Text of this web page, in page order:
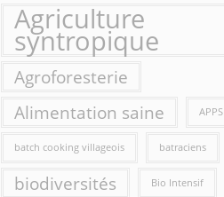
Agriculture
syntropique
Agroforesterie
Alimentation saine
APPS
batch cooking villageois batraciens
biodiversités Bio Intensif